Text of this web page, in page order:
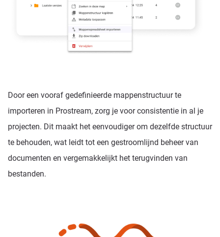
Door een vooraf gedefinieerde mappenstructuur te
importeren in Prostream, zorg je voor consistentie in al je
projecten. Dit maakt het eenvoudiger om dezelfde structuur
te behouden, wat leidt tot een gestroomlijnd beheer van
documenten en vergemakkelijkt het terugvinden van
bestanden.